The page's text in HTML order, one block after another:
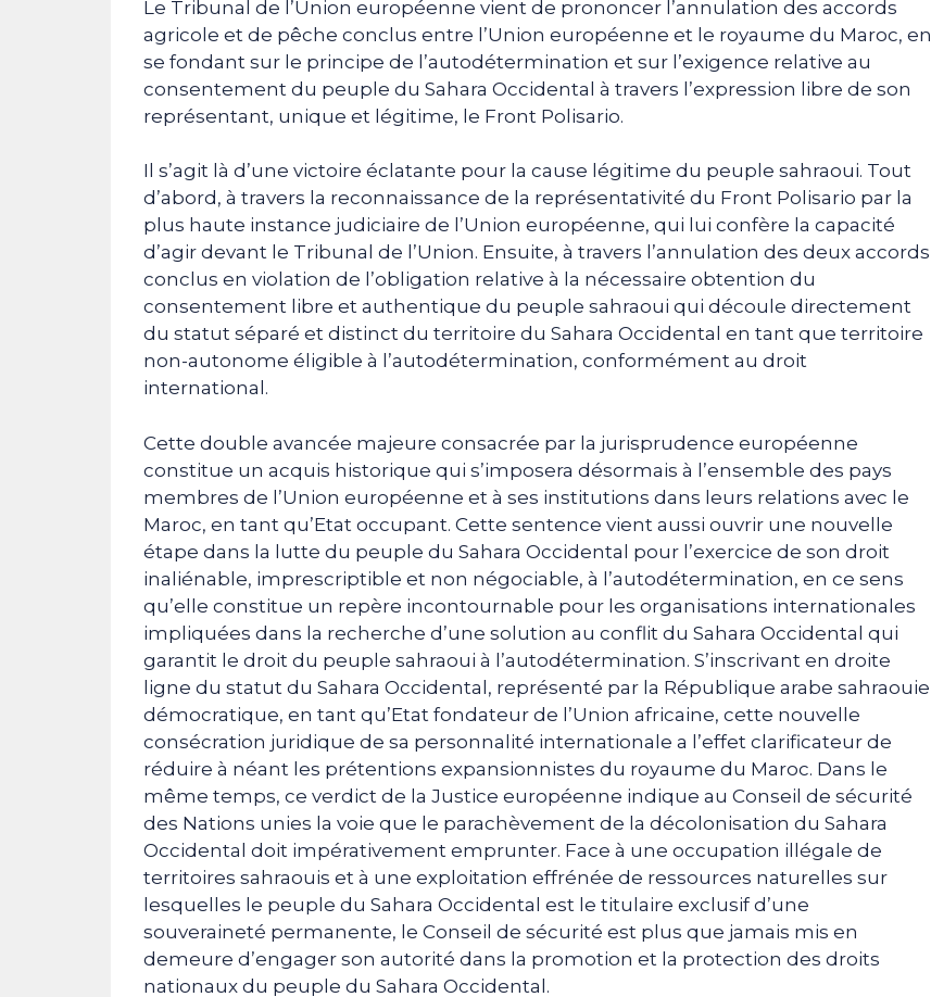
Le Tribunal de l’Union européenne vient de prononcer l’annulation des accords
agricole et de pêche conclus entre l’Union européenne et le royaume du Maroc, en
se fondant sur le principe de l’autodétermination et sur l’exigence relative au
consentement du peuple du Sahara Occidental à travers l’expression libre de son
représentant, unique et légitime, le Front Polisario.
Il s’agit là d’une victoire éclatante pour la cause légitime du peuple sahraoui. Tout
d’abord, à travers la reconnaissance de la représentativité du Front Polisario par la
plus haute instance judiciaire de l’Union européenne, qui lui confère la capacité
d’agir devant le Tribunal de l’Union. Ensuite, à travers l’annulation des deux accords
conclus en violation de l’obligation relative à la nécessaire obtention du
consentement libre et authentique du peuple sahraoui qui découle directement
du statut séparé et distinct du territoire du Sahara Occidental en tant que territoire
non-autonome éligible à l’autodétermination, conformément au droit
international.
Cette double avancée majeure consacrée par la jurisprudence européenne
constitue un acquis historique qui s’imposera désormais à l’ensemble des pays
membres de l’Union européenne et à ses institutions dans leurs relations avec le
Maroc, en tant qu’Etat occupant. Cette sentence vient aussi ouvrir une nouvelle
étape dans la lutte du peuple du Sahara Occidental pour l’exercice de son droit
inaliénable, imprescriptible et non négociable, à l’autodétermination, en ce sens
qu’elle constitue un repère incontournable pour les organisations internationales
impliquées dans la recherche d’une solution au conflit du Sahara Occidental qui
garantit le droit du peuple sahraoui à l’autodétermination. S’inscrivant en droite
ligne du statut du Sahara Occidental, représenté par la République arabe sahraouie
démocratique, en tant qu’Etat fondateur de l’Union africaine, cette nouvelle
consécration juridique de sa personnalité internationale a l’effet clarificateur de
réduire à néant les prétentions expansionnistes du royaume du Maroc. Dans le
même temps, ce verdict de la Justice européenne indique au Conseil de sécurité
des Nations unies la voie que le parachèvement de la décolonisation du Sahara
Occidental doit impérativement emprunter. Face à une occupation illégale de
territoires sahraouis et à une exploitation effrénée de ressources naturelles sur
lesquelles le peuple du Sahara Occidental est le titulaire exclusif d’une
souveraineté permanente, le Conseil de sécurité est plus que jamais mis en
demeure d’engager son autorité dans la promotion et la protection des droits
nationaux du peuple du Sahara Occidental.